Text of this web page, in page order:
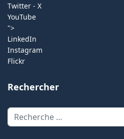
Twitter - X
YouTube
">
LinkedIn
Instagram
Flickr
Rechercher
Rechercher